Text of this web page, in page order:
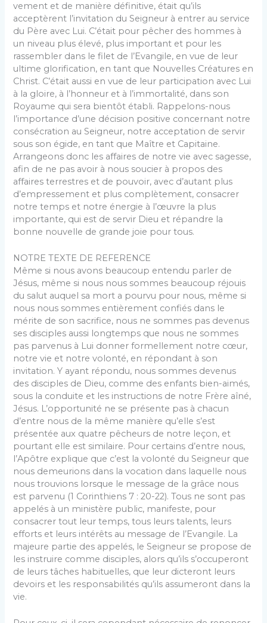
vement et de manière définitive, était qu’ils
acceptèrent l’invitation du Seigneur à entrer au service
du Père avec Lui. C’était pour pêcher des hommes à
un niveau plus élevé, plus important et pour les
rassembler dans le filet de l’Evangile, en vue de leur
ultime glorification, en tant que Nouvelles Créatures en
Christ. C’était aussi en vue de leur participation avec Lui
à la gloire, à l’honneur et à l’immortalité, dans son
Royaume qui sera bientôt établi. Rappelons-nous
l’importance d’une décision positive concernant notre
consécration au Seigneur, notre acceptation de servir
sous son égide, en tant que Maître et Capitaine.
Arrangeons donc les affaires de notre vie avec sagesse,
afin de ne pas avoir à nous soucier à propos des
affaires terrestres et de pouvoir, avec d’autant plus
d’empressement et plus complètement, consacrer
notre temps et notre énergie à l’œuvre la plus
importante, qui est de servir Dieu et répandre la
bonne nouvelle de grande joie pour tous.
NOTRE TEXTE DE REFERENCE
Même si nous avons beaucoup entendu parler de
Jésus, même si nous nous sommes beaucoup réjouis
du salut auquel sa mort a pourvu pour nous, même si
nous nous sommes entièrement confiés dans le
mérite de son sacrifice, nous ne sommes pas devenus
ses disciples aussi longtemps que nous ne sommes
pas parvenus à Lui donner formellement notre cœur,
notre vie et notre volonté, en répondant à son
invitation. Y ayant répondu, nous sommes devenus
des disciples de Dieu, comme des enfants bien-aimés,
sous la conduite et les instructions de notre Frère aîné,
Jésus. L’opportunité ne se présente pas à chacun
d’entre nous de la même manière qu’elle s’est
présentée aux quatre pêcheurs de notre leçon, et
pourtant elle est similaire. Pour certains d’entre nous,
l’Apôtre explique que c’est la volonté du Seigneur que
nous demeurions dans la vocation dans laquelle nous
nous trouvions lorsque le message de la grâce nous
est parvenu (1 Corinthiens 7 : 20-22). Tous ne sont pas
appelés à un ministère public, manifeste, pour
consacrer tout leur temps, tous leurs talents, leurs
efforts et leurs intérêts au message de l’Evangile. La
majeure partie des ap­pelés, le Seigneur se propose de
les instruire comme disciples, alors qu’ils s’occuperont
de leurs tâches ha­bituelles, que leur dicteront leurs
devoirs et les respon­sabilités qu’ils assumeront dans la
vie.